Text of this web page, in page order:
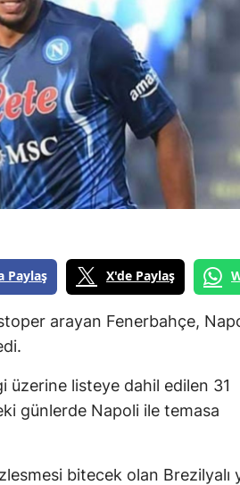
Paylaş X'de Paylaş
arayan Fenerbahçe,
listeye dahil edilen 31
günlerde Napoli ile temasa
bitecek olan Brezilyalı